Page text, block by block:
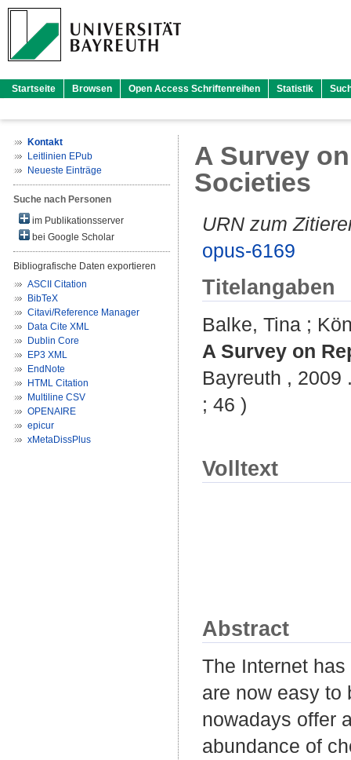
Startseite Browsen Open Access Schriftenreihen Statistik
Kontakt
Leitlinien EPub
Neueste Einträge
Suche nach Personen
im Publikationsserver
bei Google Scholar
Bibliografische Daten exportieren
ASCII Citation
BibTeX
Citavi/Reference Manager
Data Cite XML
Dublin Core
EP3 XML
EndNote
HTML Citation
Multiline CSV
OPENAIRE
epicur
xMetaDissPlus
A Survey
Societies
URN zum
opus-6169
Titelangaben
Balke, Tina ;
A Survey on
Bayreuth , 2009
; 46 )
Volltext
Abstract
The Internet
are now easy to
nowadays offer
abundance of